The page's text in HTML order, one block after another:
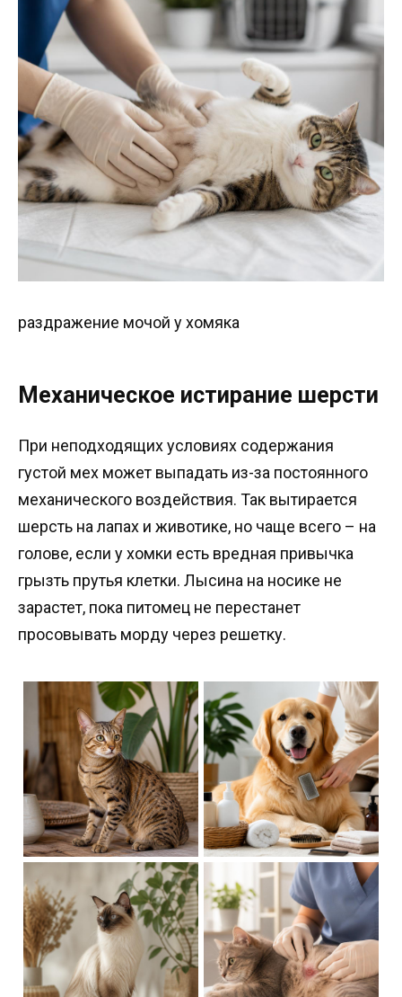
раздражение мочой у хомяка
Механическое истирание шерсти
При неподходящих условиях содержания
густой мех может выпадать из-за постоянного
механического воздействия. Так вытирается
шерсть на лапах и животике, но чаще всего – на
голове, если у хомки есть вредная привычка
грызть прутья клетки. Лысина на носике не
зарастет, пока питомец не перестанет
просовывать морду через решетку.